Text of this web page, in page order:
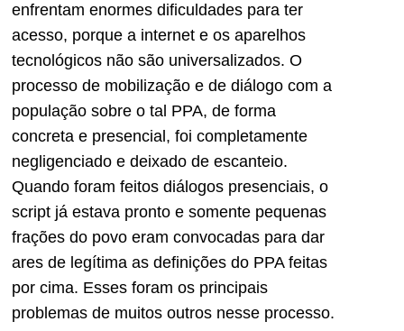
enfrentam enormes dificuldades para ter
acesso, porque a internet e os aparelhos
tecnológicos não são universalizados. O
processo de mobilização e de diálogo com a
população sobre o tal PPA, de forma
concreta e presencial, foi completamente
negligenciado e deixado de escanteio.
Quando foram feitos diálogos presenciais, o
script já estava pronto e somente pequenas
frações do povo eram convocadas para dar
ares de legítima as definições do PPA feitas
por cima. Esses foram os principais
problemas de muitos outros nesse processo.